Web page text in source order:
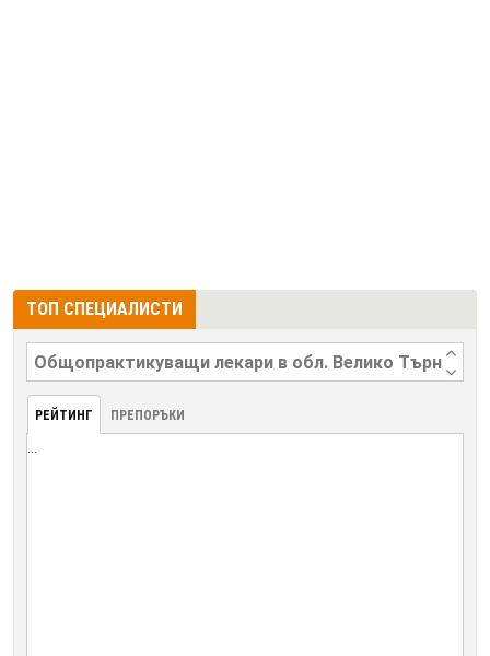
ТОП СПЕЦИАЛИСТИ
РЕЙТИНГ ПРЕПОРЪКИ
...